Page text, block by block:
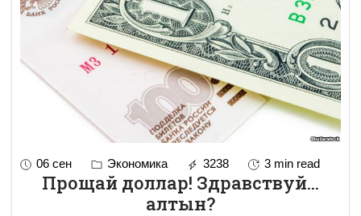
06 сен Экономика 3238 3 min read
Прощай доллар! Здравствуй...
алтын?